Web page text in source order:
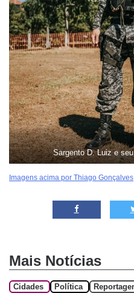
Sargento D. Luiz e
Imagens acima por Thiago Gonçalves
Mais Notícias
Cidades Política